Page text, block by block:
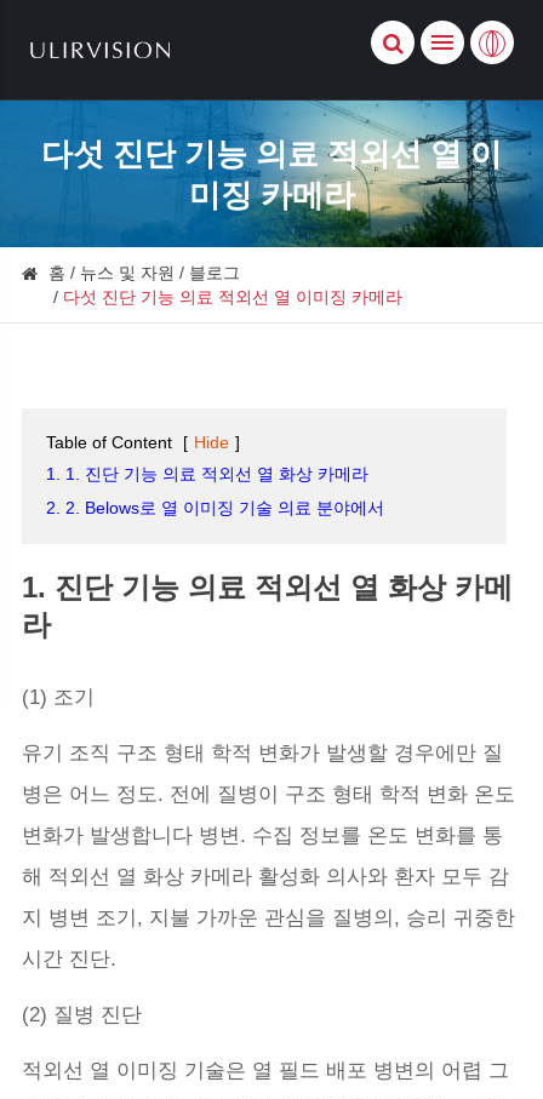
다섯 진단 기능 의료 적외선 열 이
미징 카메라
홈 뉴스 및 자원
블로그
다섯 진단 기능 의료 적외선 열 이미징 카메라
Table of Content [ Hide ]
1. 1. 진단 기능 의료 적외선 열 화상 카메라
2. 2. Belows로 열 이미징 기술 의료 분야에서
1. 진단 기능 의료 적외선 열 화상 카메
라
(1) 조기
유기 조직 구조 형태 학적 변화가 발생할 경우에만 질
병은 어느 정도. 전에 질병이 구조 형태 학적 변화 온도
변화가 발생합니다 병변. 수집 정보를 온도 변화를 통
해 적외선 열 화상 카메라 활성화 의사와 환자 모두 감
지 병변 조기, 지불 가까운 관심을 질병의, 승리 귀중한
시간 진단.
(2) 질병 진단
적외선 열 이미징 기술은 열 필드 배포 병변의 어렵 그